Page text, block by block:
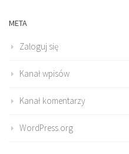
META
Zaloguj się
Kanał wpisów
Kanał komentarzy
WordPress.org